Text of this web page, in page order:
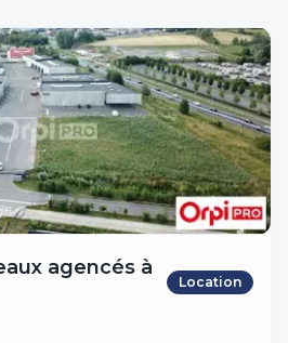
agencés à
Location